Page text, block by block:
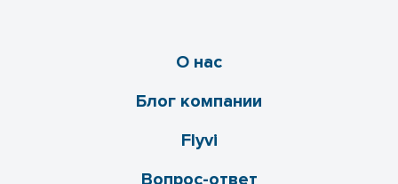
О нас
Блог компании
Flyvi
Вопрос-ответ